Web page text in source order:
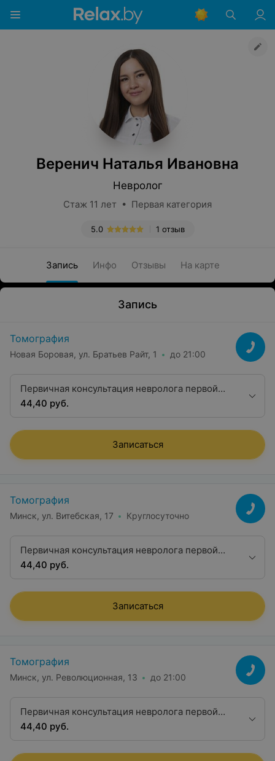
Веренич Наталья Ивановна
Невролог
Стаж 11 лет • Первая категория
1 отзыв
5.0
Запись Инфо Отзывы На карте
Запись
Томография
Новая Боровая, ул. Братьев Райт, 1 до 21:00
Первичная консультация невролога первой
категории
44,40 руб.
Записаться
Томография
Минск, ул. Витебская, 17 Круглосуточно
Первичная консультация невролога первой
категории
44,40 руб.
Записаться
Томография
Минск, ул. Революционная, 13 до 21:00
Первичная консультация невролога первой
категории
44,40 руб.